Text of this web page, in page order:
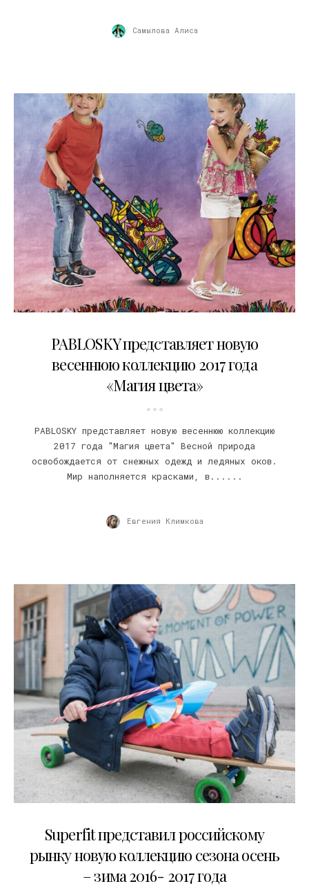
Самылова Алиса
PABLOSKY представляет новую
весеннюю коллекцию 2017 года
«Магия цвета»
PABLOSKY представляет новую весеннюю коллекцию
2017 года "Магия цвета" Весной природа
освобождается от снежных одежд и ледяных оков.
Мир наполняется красками, в......
Евгения Климкова
Superfit представил российскому
рынку новую коллекцию сезона осень
– зима 2016- 2017 года